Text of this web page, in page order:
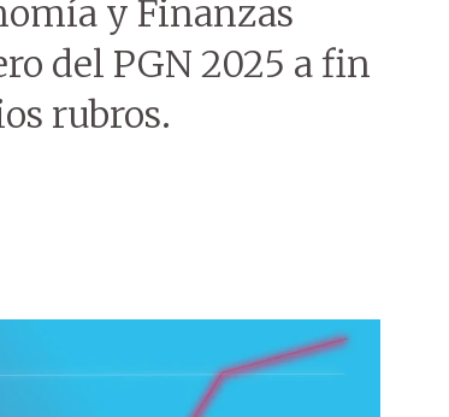
y Finanzas
del PGN 2025 a fin
rubros.